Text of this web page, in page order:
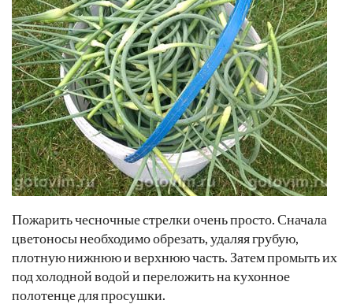
Пожарить чесночные стрелки очень просто. Сначала
цветоносы необходимо обрезать, удаляя грубую,
плотную нижнюю и верхнюю часть. Затем промыть их
под холодной водой и переложить на кухонное
полотенце для просушки.